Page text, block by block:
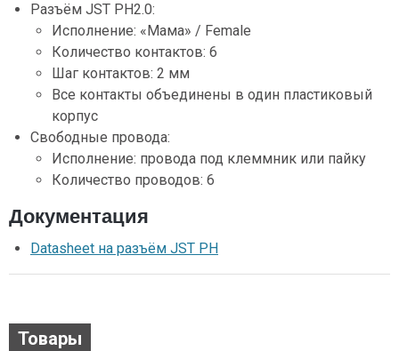
Разъём JST PH2.0:
Исполнение: «Мама» / Female
Количество контактов: 6
Шаг контактов: 2 мм
Все контакты объединены в один пластиковый
корпус
Свободные провода:
Исполнение: провода под клеммник или пайку
Количество проводов: 6
Документация
Datasheet на разъём JST PH
Товары